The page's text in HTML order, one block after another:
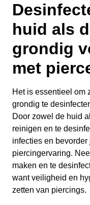
huid als
grondig
met
Het is essentieel om
grondig te
Door zowel de huid
reinigen en te
infecties en
piercingervaring.
maken en te
want veiligheid en
zetten van piercings.